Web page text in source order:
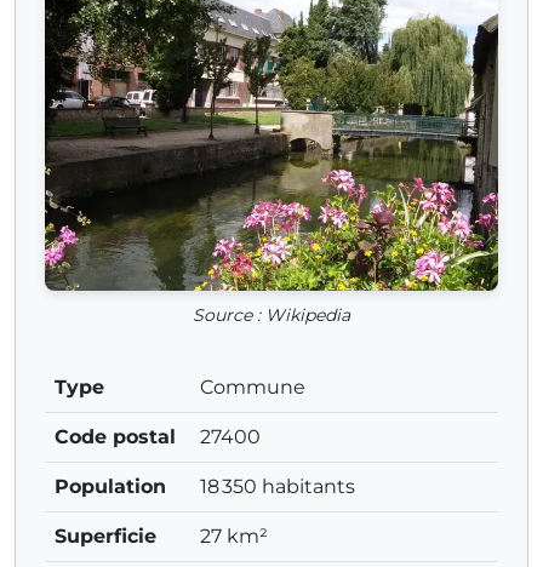
Source : Wikipedia
Type Commune
Code postal 27400
Population 18 350 habitants
Superficie 27 km²